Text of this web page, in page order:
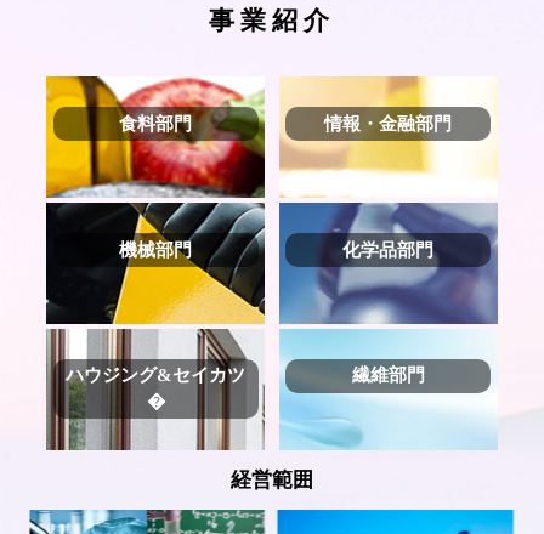
事業紹介
食料部門 情報・金融部門
機械部門 化学品部門
ハウジング&セイカツ
�
繊維部門
経営範囲